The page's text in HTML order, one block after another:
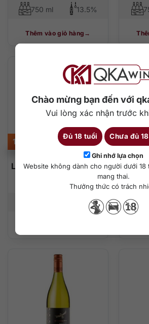
Chào mừng bạn đến với
Vui lòng xác nhận trước
Đủ 18 tuổi Chưa đủ
Ghi nhớ lựa chọn
Website không dành cho người dưới 18
mang thai.
Thưởng thức có trách
750 ml 13.5%
Thêm vào giỏ hàng
La Chablisienne Chablis
Premier Cru Cote De
Lechet
1.550.000
13%